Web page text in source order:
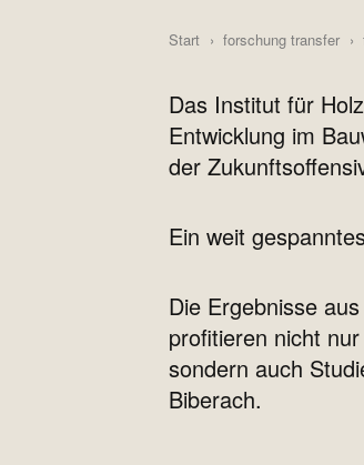
Start forschung transfer
Das Institut für
Entwicklung im
der
Ein weit
Die Ergebnisse
profitieren nicht
sondern auch
Biberach.